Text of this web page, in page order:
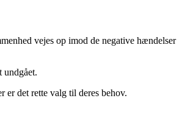
vejes op imod de negative hændelser
undgået.
det rette valg til deres behov.